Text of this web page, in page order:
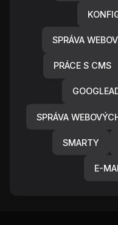
SPRÁVA
PRÁCE S CMS
SPRÁVA
SMARTY
E-